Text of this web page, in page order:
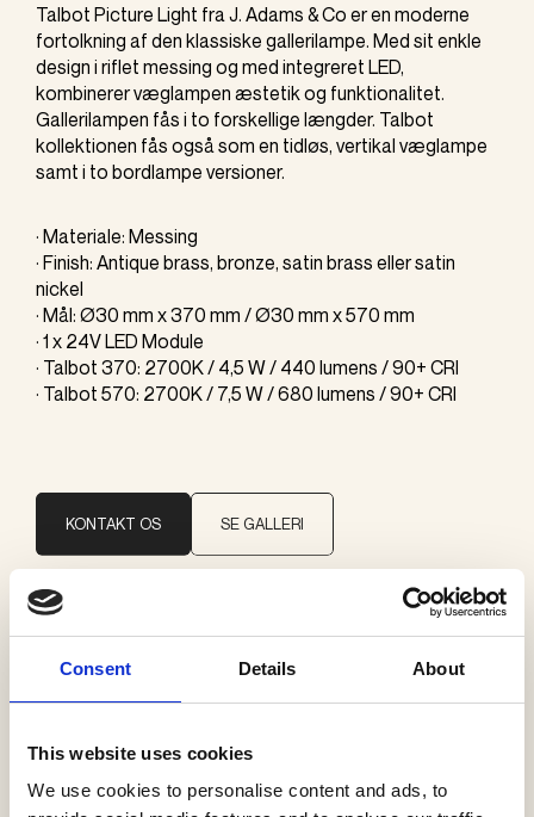
Consent Details About
This website uses cookies
We use cookies to personalise content and ads, to
Talbot Picture Light fra J. Adams & Co er en moderne
fortolkning af den klassiske gallerilampe. Med sit enkle
design i riflet messing og med integreret LED,
kombinerer væglampen æstetik og funktionalitet.
Gallerilampen fås i to forskellige længder. Talbot
kollektionen fås også som en tidløs, vertikal væglampe
samt i to bordlampe versioner.
· Materiale: Messing
· Finish: Antique brass, bronze, satin brass eller satin
nickel
· Mål: Ø30 mm x 370 mm / Ø30 mm x 570 mm
· 1 x 24V LED Module
· Talbot 370: 2700K / 4,5 W / 440 lumens / 90+ CRI
· Talbot 570: 2700K / 7,5 W / 680 lumens / 90+ CRI
KONTAKT OS SE GALLERI
Brand
J. Adams & Co
Kategorier
Væglamper